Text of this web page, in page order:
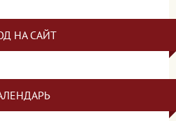
НА САЙТ